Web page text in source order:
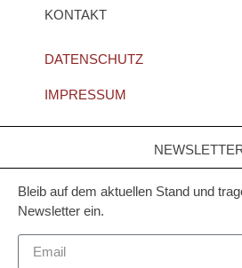
KONTAKT
DATENSCHUTZ
IMPRESSUM
Bleib auf dem aktuellen Stand und
Newsletter ein.